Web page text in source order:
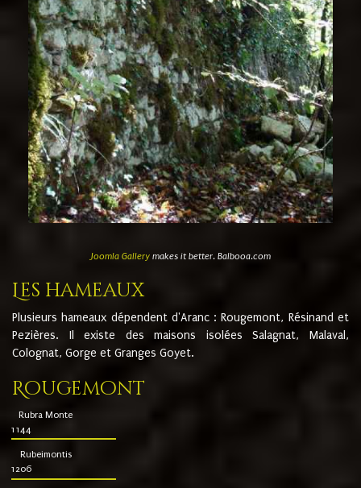
Joomla Gallerymakes it better. Balbooa.com
Les hameaux
Plusieurs hameaux dépendent d'Aranc : Rougemont, Résinand et
Pezières. Il existe des maisons isolées Salagnat, Malaval,
Colognat, Gorge et Granges Goyet.
Rougemont
Rubra Monte
1144
Rubeimontis
1206